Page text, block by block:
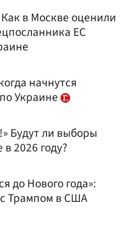
в Москве оценили
ЕС
начнутся
Украине
Будут ли выборы
2026 году?
до Нового года»:
Трампом в США